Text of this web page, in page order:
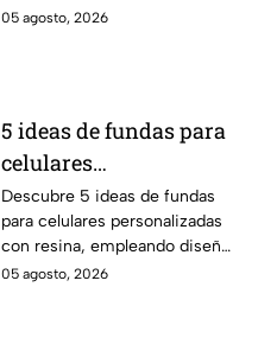
divertidos stickers de los Saja
05 agosto, 2026
5 ideas de fundas para
celulares
personalizadas con
resina de las KPop
Demon Hunters
Descubre 5 ideas de fundas
para celulares personalizadas
con resina, empleando diseños
de las KPop Demon Hunters
05 agosto, 2026